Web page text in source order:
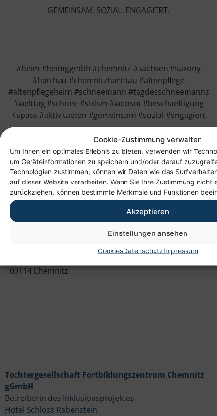
Cookie-Zustimmung verwalten
Um Ihnen ein optimales Erlebnis zu bieten, verwenden wir
um Geräteinformationen zu speichern und/oder darauf
Technologien zustimmen, können wir Daten wie das
auf dieser Website verarbeiten. Wenn Sie Ihre Zustimmung nicht
zurückziehen, können bestimmte Merkmale und Funktionen
Akzeptieren
Einstellungen ansehen
CookiesDatenschutzImpressum
GEMEINSAM. SOZIAL. ENGAGIERT.
#heim #heimggmbh #chemnitz #sachsen #saxony
#harthau #chemnitzharthau #altenpflege
#altenpflegeheim #schneemann #tagdesschneemanns
#welttag #schnee #stdsm #wdosm #beschaeftigung
#spass #aktivitaeten #gemeinsam #sozial #engagiert
Heim gemeinnützige GmbH
09114 Chemnitz
Tochtergesellschaft Fortbildungszentrum Chemnitz
gGmbH
Betreiberin des Inklusionsprojektes
Hotel Schloss Rabenstein